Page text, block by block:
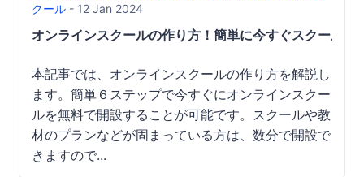
クール - 12 Jan 2024
オンラインスクールの作り方！簡単に今すぐスクールを
本記事では、オンラインスクールの作り方を解説し
ます。簡単６ステップで今すぐにオンラインスクー
ルを無料で開設することが可能です。スクールや教
材のプランなどが固まっている方は、数分で開設で
きますので...